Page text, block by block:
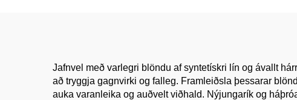
Jafnvel með varlegri blöndu af syntetískri lín og ávallt
að tryggja gagnvirki og falleg. Framleiðsla þessarar
auka varanleika og auðvelt viðhald. Nýjungarík og